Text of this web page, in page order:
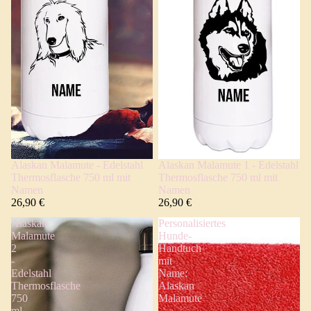
Alaskan Malamute - Edelstahl
Thermosflasche 750 ml mit
Namen
26,90 €
Alaskan Malamute 1 - Edelstahl
Thermosflasche 750 ml mit
Namen
26,90 €
Alaskan
Malamute
2
-
Edelstahl
Thermosflasche
750
Personalisiertes
Hunde-
Handtuch
mit
Name:
Alaskan
Malamute